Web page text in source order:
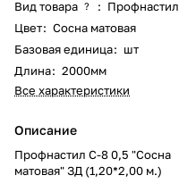
Вид товара ? : Профнастил
Цвет: Сосна матовая
Базовая единица: шт
Длина: 2000мм
Все характеристики
Описание
Профнастил С-8 0,5 "Сосна
матовая" ЗД (1,20*2,00 м.)